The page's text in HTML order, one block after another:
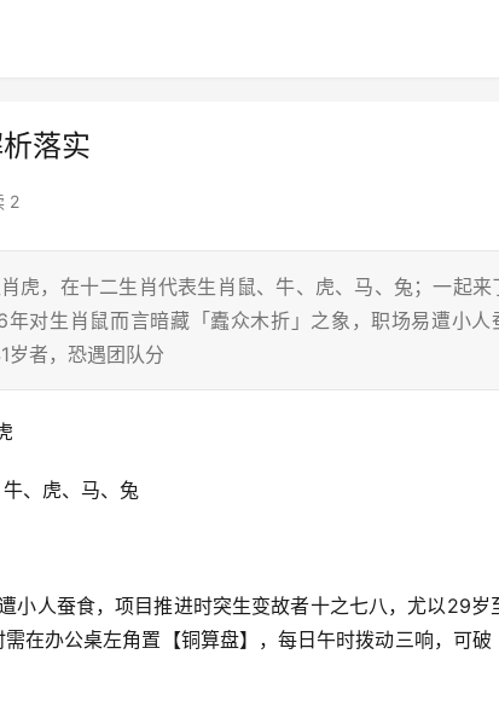
落实
2
虎，在十二生肖代表生肖鼠、牛、虎、马、兔；一起来
对生肖鼠而言暗藏「蠹众木折」之象，职场易遭小人
岁者，恐遇团队分
、虎、马、兔
人蚕食，项目推进时突生变故者十之七八，尤以29岁
在办公桌左角置【铜算盘】，每日午时拨动三响，可破